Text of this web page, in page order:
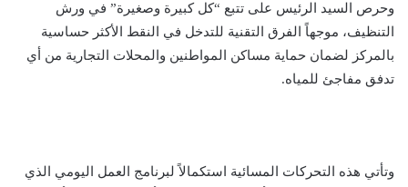
وحرص السيد الرئيس على تتبع “كل كبيرة وصغيرة” في ورش
التنظيف، موجهاً الفرق التقنية للتدخل في النقط الأكثر حساسية
بالمركز لضمان حماية مساكن المواطنين والمحلات التجارية من أي
تدفق مفاجئ للمياه.
وتأتي هذه التحركات المسائية استكمالاً لبرنامج العمل اليومي الذي